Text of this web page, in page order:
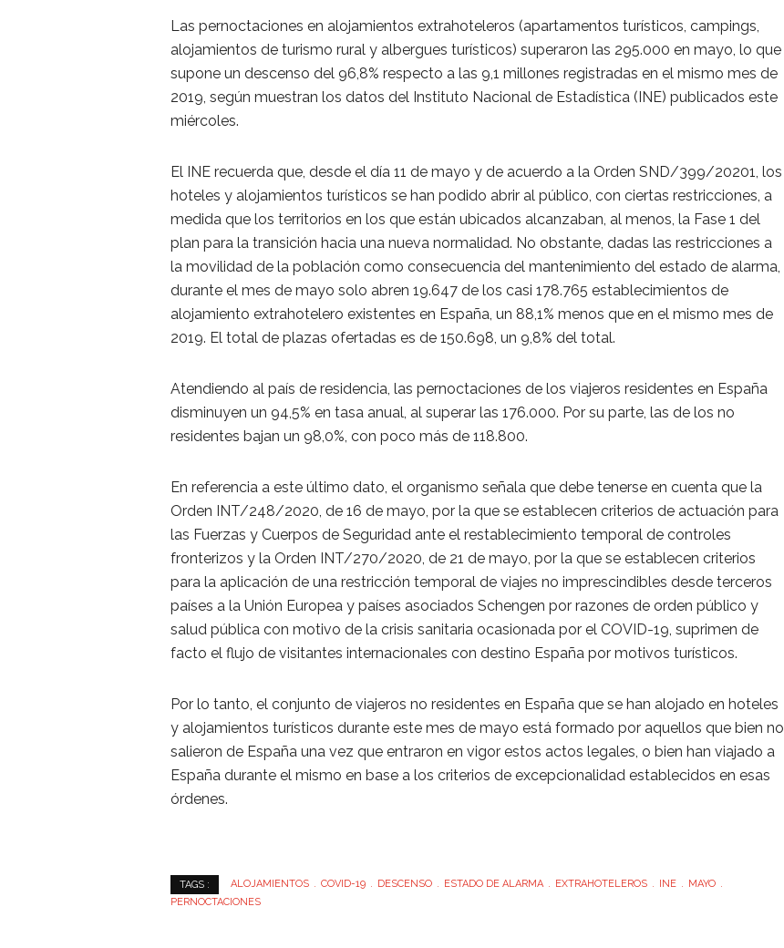
Las pernoctaciones en alojamientos extrahoteleros (apartamentos turísticos, campings,
alojamientos de turismo rural y albergues turísticos) superaron las 295.000 en mayo, lo que
supone un descenso del 96,8% respecto a las 9,1 millones registradas en el mismo mes de
2019, según muestran los datos del Instituto Nacional de Estadística (INE) publicados este
miércoles.
El INE recuerda que, desde el día 11 de mayo y de acuerdo a la Orden SND/399/20201, los
hoteles y alojamientos turísticos se han podido abrir al público, con ciertas restricciones, a
medida que los territorios en los que están ubicados alcanzaban, al menos, la Fase 1 del
plan para la transición hacia una nueva normalidad. No obstante, dadas las restricciones a
la movilidad de la población como consecuencia del mantenimiento del estado de alarma,
durante el mes de mayo solo abren 19.647 de los casi 178.765 establecimientos de
alojamiento extrahotelero existentes en España, un 88,1% menos que en el mismo mes de
2019. El total de plazas ofertadas es de 150.698, un 9,8% del total.
Atendiendo al país de residencia, las pernoctaciones de los viajeros residentes en España
disminuyen un 94,5% en tasa anual, al superar las 176.000. Por su parte, las de los no
residentes bajan un 98,0%, con poco más de 118.800.
En referencia a este último dato, el organismo señala que debe tenerse en cuenta que la
Orden INT/248/2020, de 16 de mayo, por la que se establecen criterios de actuación para
las Fuerzas y Cuerpos de Seguridad ante el restablecimiento temporal de controles
fronterizos y la Orden INT/270/2020, de 21 de mayo, por la que se establecen criterios
para la aplicación de una restricción temporal de viajes no imprescindibles desde terceros
países a la Unión Europea y países asociados Schengen por razones de orden público y
salud pública con motivo de la crisis sanitaria ocasionada por el COVID-19, suprimen de
facto el flujo de visitantes internacionales con destino España por motivos turísticos.
Por lo tanto, el conjunto de viajeros no residentes en España que se han alojado en hoteles
y alojamientos turísticos durante este mes de mayo está formado por aquellos que bien no
salieron de España una vez que entraron en vigor estos actos legales, o bien han viajado a
España durante el mismo en base a los criterios de excepcionalidad establecidos en esas
órdenes.
TAGS : ALOJAMIENTOS COVID-19 DESCENSO ESTADO DE ALARMA EXTRAHOTELEROS INE
MAYO
PERNOCTACIONES